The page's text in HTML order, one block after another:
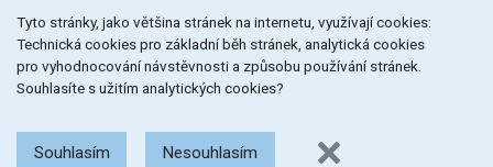
na
menu
na
obsah
na
patičku
stránky
Tyto stránky, jako většina stránek na internetu, využívají cookies:
Technická cookies pro základní běh stránek, analytická cookies
pro vyhodnocování návstěvnosti a způsobu používání stránek.
Souhlasíte s užitím analytických cookies?
Souhlasím Nesouhlasím